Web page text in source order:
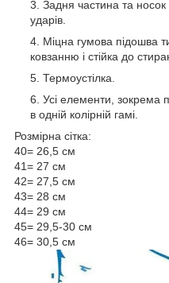
Задня частина та носок
ударів.
Міцна гумова підошва
ковзанню і стійка до
Термоустілка.
Усі елементи, зокрема
в одній колірній гамі.
Розмірна сітка:
40= 26,5 см
41= 27 см
42= 27,5 см
43= 28 см
44= 29 см
45= 29,5-30 см
46= 30,5 см